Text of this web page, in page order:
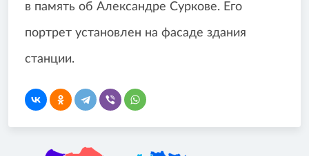
в память об Александре Суркове. Его
портрет установлен на фасаде здания
станции.